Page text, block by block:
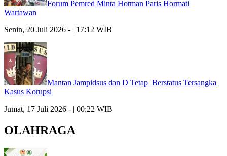
Forum Pemred Minta Hotman Paris Hormati
Wartawan
Senin, 20 Juli 2026 - | 17:12 WIB
Mantan Jampidsus dan D Tetap Berstatus Tersangka
Kasus Korupsi
Jumat, 17 Juli 2026 - | 00:22 WIB
OLAHRAGA